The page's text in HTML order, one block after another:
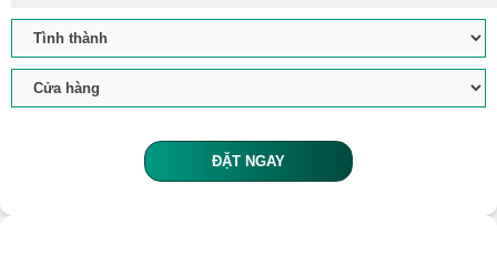
ĐẶT NGAY